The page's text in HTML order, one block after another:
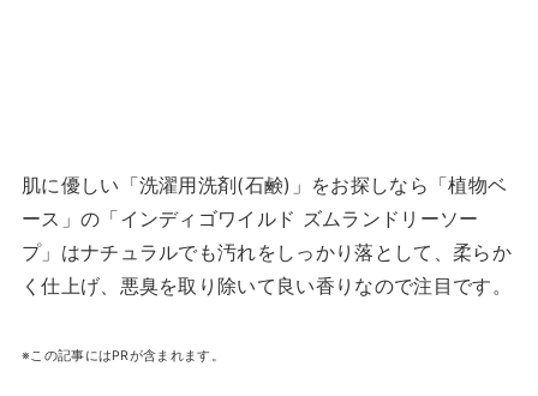
肌に優しい「洗濯用洗剤(石鹸)」をお探しなら「植物ベ
ース」の「インディゴワイルド ズムランドリーソー
プ」はナチュラルでも汚れをしっかり落として、柔らか
く仕上げ、悪臭を取り除いて良い香りなので注目です。
※この記事にはPRが含まれます。